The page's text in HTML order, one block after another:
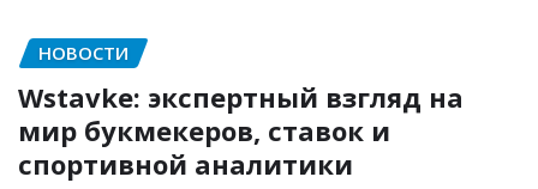
НОВОСТИ
Wstavke: экспертный взгляд на
мир букмекеров, ставок и
спортивной аналитики